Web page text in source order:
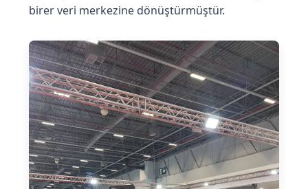
birer veri merkezine dönüştürmüştür.